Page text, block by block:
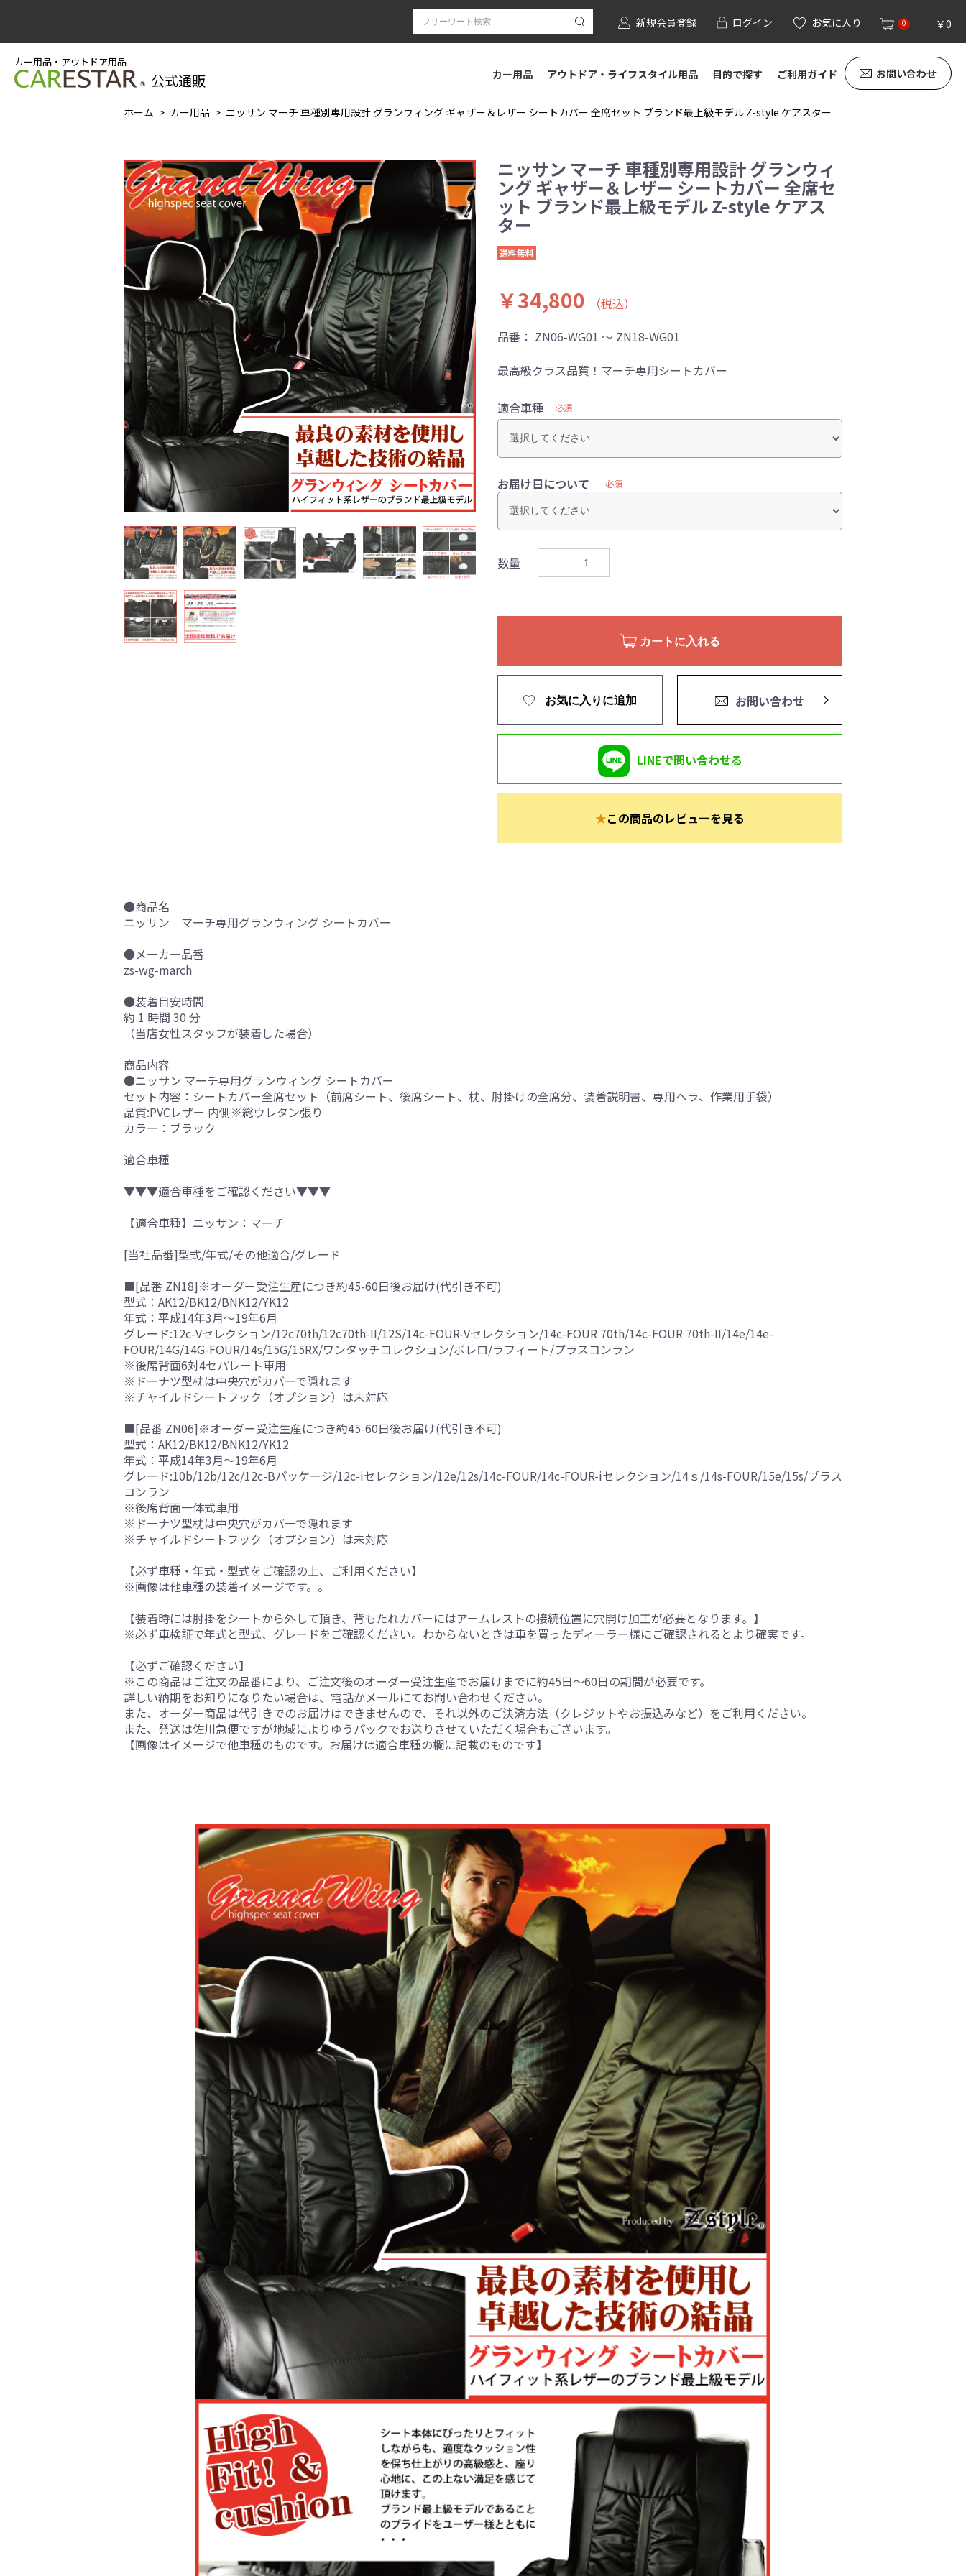
新規会員登録 ログイン お気に入り 0 ￥0
カー用品・アウトドア用品
公式通販 カー用品 アウトドア・ライフスタイル用品 目的で探す ご利用ガイド お問い合わせ
ホーム カー用品 ニッサン マーチ 車種別専用設計 グランウィング ギャザー＆レザー シートカバー 全席セット ブランド最上級モデル Z-style ケアスター
ニッサン マーチ 車種別専用設計 グランウィ
ング ギャザー＆レザー シートカバー 全席セ
ット ブランド最上級モデル Z-style ケアス
ター
送料無料
￥34,800
（税込）
品番： ZN06-WG01 ～ ZN18-WG01
最高級クラス品質！マーチ専用シートカバー
適合車種 必須
お届け日について 必須
数量
カートに入れる
お気に入りに追加 お問い合わせ
LINEで問い合わせる
★この商品のレビューを見る
●商品名
ニッサン マーチ専用グランウィング シートカバー
●メーカー品番
zs-wg-march
●装着目安時間
約 1 時間 30 分
（当店女性スタッフが装着した場合）
商品内容
●ニッサン マーチ専用グランウィング シートカバー
セット内容：シートカバー全席セット（前席シート、後席シート、枕、肘掛けの全席分、装着説明書、専用ヘラ、作業用手袋）
品質:PVCレザー 内側※総ウレタン張り
カラー：ブラック
適合車種
▼▼▼適合車種をご確認ください▼▼▼
【適合車種】ニッサン：マーチ
[当社品番]型式/年式/その他適合/グレード
■[品番 ZN18]※オーダー受注生産につき約45-60日後お届け(代引き不可)
型式：AK12/BK12/BNK12/YK12
年式：平成14年3月～19年6月
グレード:12c-Vセレクション/12c70th/12c70th-II/12S/14c-FOUR-Vセレクション/14c-FOUR 70th/14c-FOUR 70th-II/14e/14e-
FOUR/14G/14G-FOUR/14s/15G/15RX/ワンタッチコレクション/ボレロ/ラフィート/プラスコンラン
※後席背面6対4セパレート車用
※ドーナツ型枕は中央穴がカバーで隠れます
※チャイルドシートフック（オプション）は未対応
■[品番 ZN06]※オーダー受注生産につき約45-60日後お届け(代引き不可)
型式：AK12/BK12/BNK12/YK12
年式：平成14年3月～19年6月
グレード:10b/12b/12c/12c-Bパッケージ/12c-iセレクション/12e/12s/14c-FOUR/14c-FOUR-iセレクション/14ｓ/14s-FOUR/15e/15s/プラス
コンラン
※後席背面一体式車用
※ドーナツ型枕は中央穴がカバーで隠れます
※チャイルドシートフック（オプション）は未対応
【必ず車種・年式・型式をご確認の上、ご利用ください】
※画像は他車種の装着イメージです。。
【装着時には肘掛をシートから外して頂き、背もたれカバーにはアームレストの接続位置に穴開け加工が必要となります。】
※必ず車検証で年式と型式、グレードをご確認ください。わからないときは車を買ったディーラー様にご確認されるとより確実です。
【必ずご確認ください】
※この商品はご注文の品番により、ご注文後のオーダー受注生産でお届けまでに約45日～60日の期間が必要です。
詳しい納期をお知りになりたい場合は、電話かメールにてお問い合わせください。
また、オーダー商品は代引きでのお届けはできませんので、それ以外のご決済方法（クレジットやお振込みなど）をご利用ください。
また、発送は佐川急便ですが地域によりゆうパックでお送りさせていただく場合もございます。
【画像はイメージで他車種のものです。お届けは適合車種の欄に記載のものです】